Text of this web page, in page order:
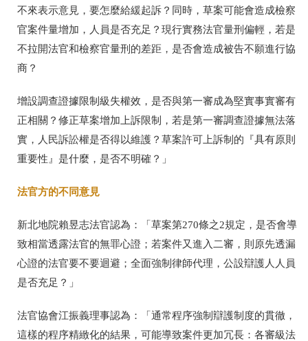
不來表示意見，要怎麼給緩起訴？同時，草案可能會造成檢察
官案件量增加，人員是否充足？現行實務法官量刑偏輕，若是
不拉開法官和檢察官量刑的差距，是否會造成被告不願進行協
商？
增設調查證據限制級失權效，是否與第一審成為堅實事實審有
正相關？修正草案增加上訴限制，若是第一審調查證據無法落
實，人民訴訟權是否得以維護？草案許可上訴制的『具有原則
重要性』是什麼，是否不明確？」
法官方的不同意見
新北地院賴昱志法官認為：「草案第270條之2規定，是否會導
致相當透露法官的無罪心證；若案件又進入二審，則原先透漏
心證的法官要不要迴避；全面強制律師代理，公設辯護人人員
是否充足？」
法官協會江振義理事認為：「通常程序強制辯護制度的貫徹，
這樣的程序精緻化的結果，可能導致案件更加冗長：各審級法